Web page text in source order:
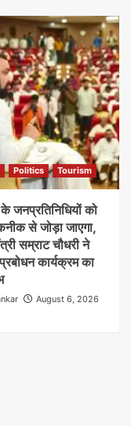
Politics Tourism
के जनप्रतिनिधियों को
से जोड़ा जाएगा,
सम्राट चौधरी ने
कार्यक्रम का
August 6, 2026